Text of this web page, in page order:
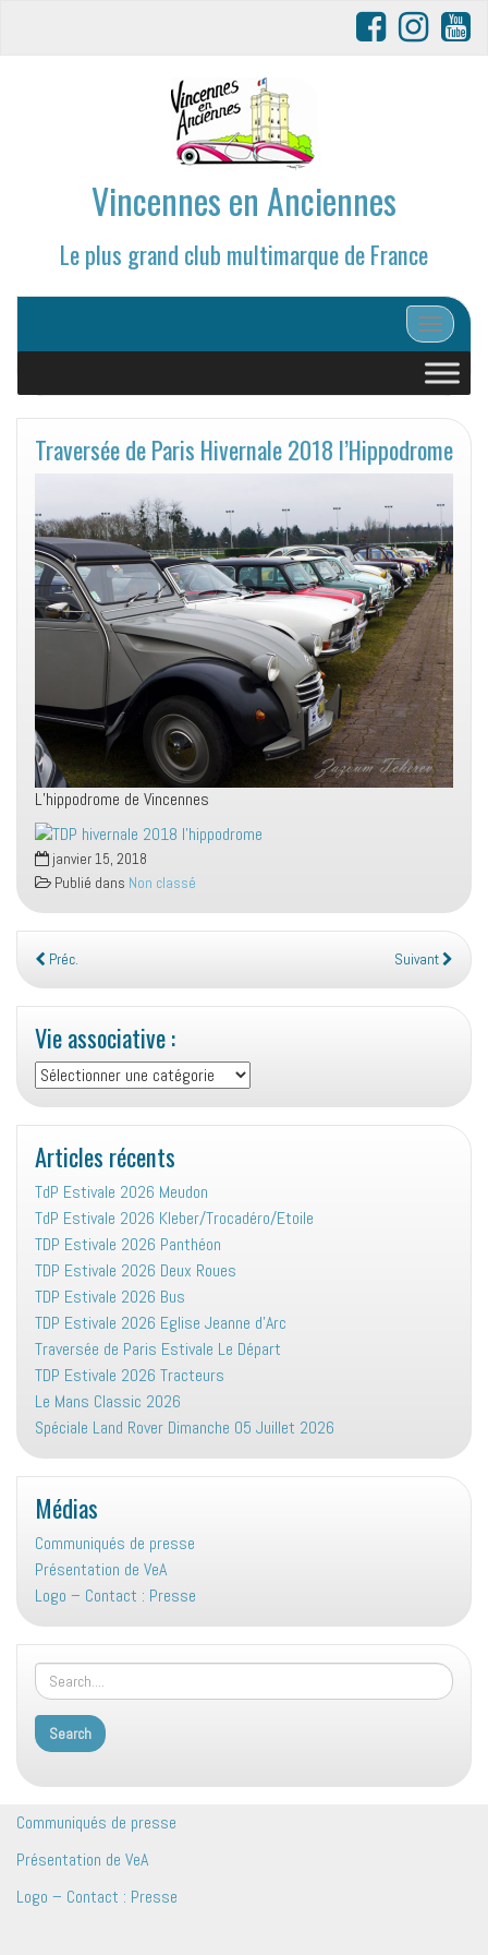
Vincennes en Anciennes
Le plus grand club multimarque de France
Afficher/
Traversée de Paris Hivernale 2018 l’Hippodrome
L’hippodrome de Vincennes
janvier 15, 2018
Publié dans Non classé
Préc. Suivant
Vie associative :
Vie
associative
:
Articles récents
TdP Estivale 2026 Meudon
TdP Estivale 2026 Kleber/Trocadéro/Etoile
TDP Estivale 2026 Panthéon
TDP Estivale 2026 Deux Roues
TDP Estivale 2026 Bus
TDP Estivale 2026 Eglise Jeanne d’Arc
Traversée de Paris Estivale Le Départ
TDP Estivale 2026 Tracteurs
Le Mans Classic 2026
Spéciale Land Rover Dimanche 05 Juillet 2026
Médias
Communiqués de presse
Présentation de VeA
Logo – Contact : Presse
Communiqués de presse
Présentation de VeA
Logo – Contact : Presse